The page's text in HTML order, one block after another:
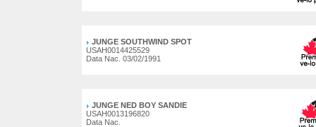
JUNGE SOUTHWIND SPOT
USAH0014425529
Data Nac. 03/02/1991
JUNGE NED BOY SANDIE
USAH0013196820
Data Nac.